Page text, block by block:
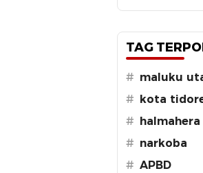
TAG
# maluku
#
kota
#
# narkoba
# APBD